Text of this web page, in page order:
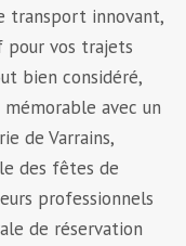
transport innovant,
pour vos trajets
bien considéré,
avec un
de Varrains,
des fêtes de
professionnels
de réservation